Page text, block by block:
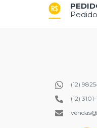
(12)
(12)